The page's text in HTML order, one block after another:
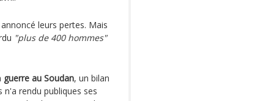
leurs pertes. Mais
"plus de 400 hommes"
guerre au Soudan, un bilan
rendu publiques ses